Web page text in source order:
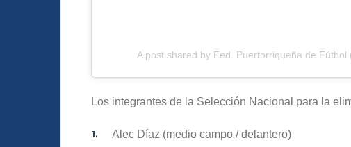
A post shared by Fed. Puertorriqueña de Fútbol
Los integrantes de la Selección Nacional para la
Alec Díaz (medio campo / delantero)